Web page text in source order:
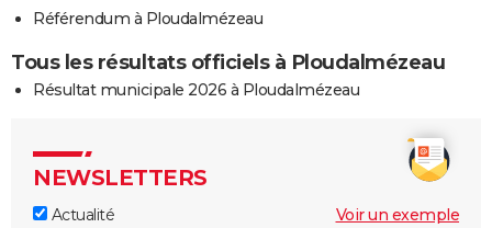
Référendum à Ploudalmézeau
Tous les résultats officiels à Ploudalmézeau
Résultat municipale 2026 à Ploudalmézeau
NEWSLETTERS
Actualité
Voir un exemple